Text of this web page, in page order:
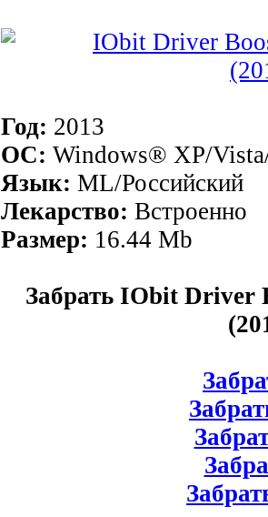
Год: 2013
ОС: Windows® XP/
Язык: ML/Российский
Лекарство: Встроенно
Размер: 16.44 Mb
Забрать IObit Driver